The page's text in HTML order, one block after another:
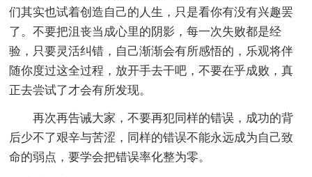
们其实也试着创造自己的人生，只是看你有没有兴趣罢
了。不要把沮丧当成心里的阴影，每一次失败都是经
验，只要灵活纠错，自己渐渐会有所感悟的，乐观将伴
随你度过这全过程，放开手去干吧，不要在乎成败，真
正去尝试了才会有所发现。
再次再告诫大家，不要再犯同样的错误，成功的背
后少不了艰辛与苦涩，同样的错误不能永远成为自己致
命的弱点，要学会把错误率化整为零。